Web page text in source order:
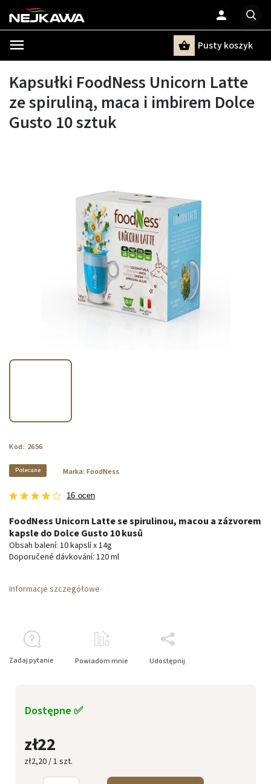
Pusty koszyk
Kapsułki FoodNess Unicorn Latte
ze spiruliną, maca i imbirem Dolce
Gusto 10 sztuk
Kod: 2656
Polecane
16 ocen
Marka: FoodNess
zł22
zł2,20 / 1 szt.
Dostępne ✅
FoodNess Unicorn Latte se spirulinou, macou a zázvorem
kapsle do Dolce Gusto 10 kusů
Obsah balení: 10 kapslí x 14g
Doporučené dávkování: 120 ml
Informacje szczegółowe
Zadaj pytanie Powiadom mnie Udostępnij